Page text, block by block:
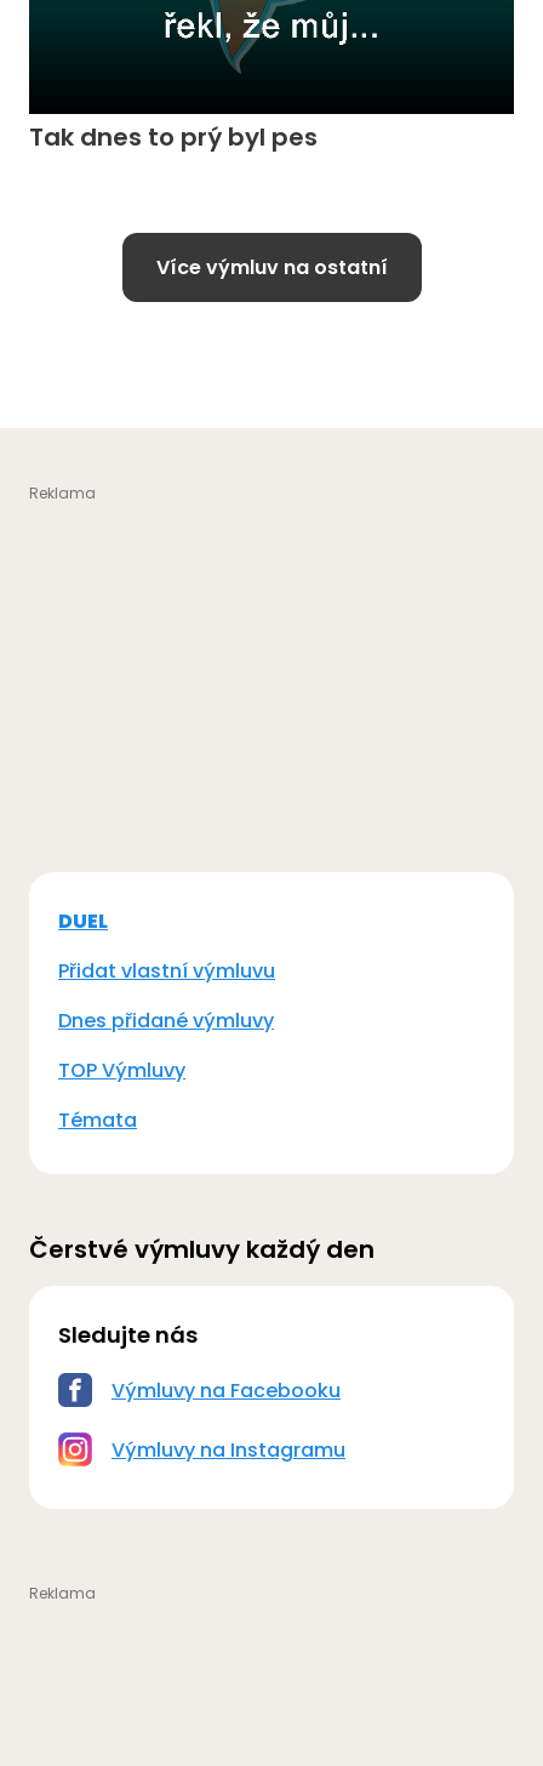
Tak dnes to prý byl pes
Více výmluv na ostatní
DUEL
Přidat vlastní výmluvu
Dnes přidané výmluvy
TOP Výmluvy
Témata
Čerstvé výmluvy každý den
Sledujte nás
Výmluvy na Facebooku
Výmluvy na Instagramu